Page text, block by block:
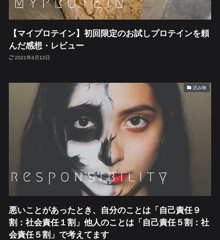
【マイプロテイン】初回限定のお試しプロテインを頼
んだ感想・レビュー
2021年4月12日
読み物
悪いことがあったとき、自分のことは「自己責任９
割：社会責任１割」他人のことは「自己責任５割：社
会責任５割」で考えてます